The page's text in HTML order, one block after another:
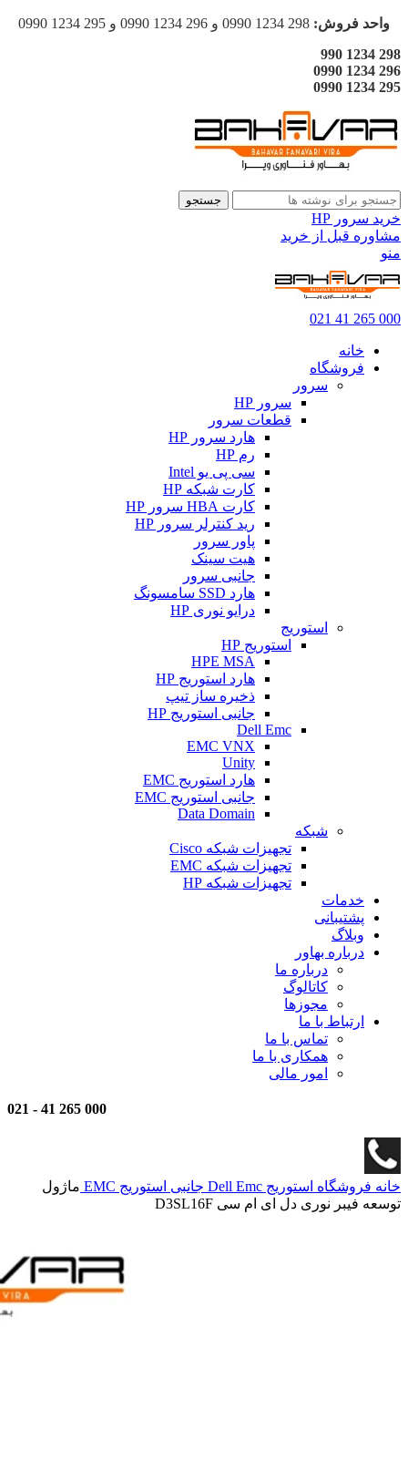
واحد فروش:
298 1234 990
296 1234 0990
295 1234 0990
جستجو
خرید سرور HP
مشاوره قبل از خرید
منو
000 265 41 021
خانه
فروشگاه
سرور
سرور HP
قطعات سرور
هارد سرور HP
رم HP
سی پی یو Intel
کارت شبکه HP
کارت HBA سرور HP
رید کنترلر سرور HP
پاور سرور
هیت سینک
جانبی سرور
هارد SSD سامسونگ
درایو نوری HP
استوریج
استوریج HP
HPE MSA
هارد استوریج HP
ذخیره ساز تیپ
جانبی استوریج HP
Dell Emc
EMC VNX
Unity
هارد استوریج EMC
جانبی استوریج EMC
Data Domain
شبکه
تجهیزات شبکه Cisco
تجهیزات شبکه EMC
تجهیزات شبکه HP
خدمات
پشتیبانی
وبلاگ
درباره بهاور
درباره ما
کاتالوگ
مجوزها
ارتباط با ما
تماس با ما
همکاری با ما
امور مالی
000 265 41
-
خانه فروشگاه استوریج Dell Emc جانبی استوریج EMC
ماژول
توسعه فیبر نوری دل ای ام سی D3SL16F